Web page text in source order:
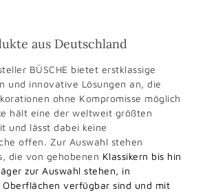
aus Deutschland
BÜSCHE bietet erstklassige
und innovative Lösungen an, die
ohne Kompromisse möglich
hält eine der weltweit größten
und lässt dabei keine
offen. Zur Auswahl stehen
die von gehobenen Klassikern bis hin
zur Auswahl stehen, in
verfügbar sind und mit